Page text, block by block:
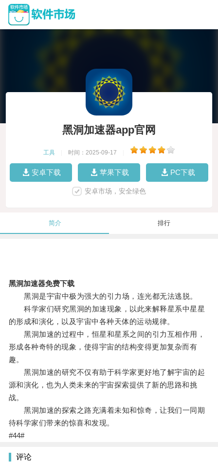
黑洞加速器app官网
工具 时间：2025-09-17
安卓下载 苹果下载 PC下载
安卓市场，安全绿色
简介 排行
黑洞加速器免费下载
黑洞是宇宙中极为强大的引力场，连光都无法逃脱。
科学家们研究黑洞的加速现象，以此来解释星系中星星
的形成和演化，以及宇宙中各种天体的运动规律。
黑洞加速的过程中，恒星和星系之间的引力互相作用，
形成各种奇特的现象，使得宇宙的结构变得更加复杂而有
趣。
黑洞加速的研究不仅有助于科学家更好地了解宇宙的起
源和演化，也为人类未来的宇宙探索提供了新的思路和挑
战。
黑洞加速的探索之路充满着未知和惊奇，让我们一同期
待科学家们带来的惊喜和发现。
#44#
评论